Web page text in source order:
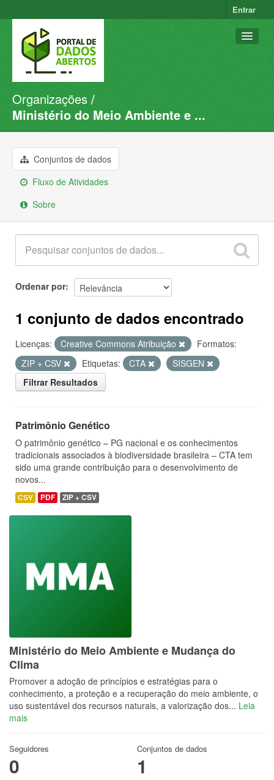
Entrar
Conjuntos de dados
Organizações
Sobre
Organizações
Ministério do Meio Ambiente e ...
Conjuntos de dados
Fluxo de Atividades
Sobre
Ordenar por
1 conjunto de dados encontrado
Licenças: Creative Commons Atribuição
Formatos:
ZIP + CSV
Etiquetas: CTA
SISGEN
Filtrar Resultados
Patrimônio Genético
O patrimônio genético – PG nacional e os conhecimentos
tradicionais associados à biodiversidade brasileira – CTA tem
sido uma grande contribuição para o desenvolvimento de
novos...
CSV PDF ZIP + CSV
Ministério do Meio Ambiente e Mudança do
Clima
Promover a adoção de princípios e estratégias para o
conhecimento, a proteção e a recuperação do meio ambiente, o
uso sustentável dos recursos naturais, a valorização dos... Leia
mais
Seguidores
0
Conjuntos de dados
1